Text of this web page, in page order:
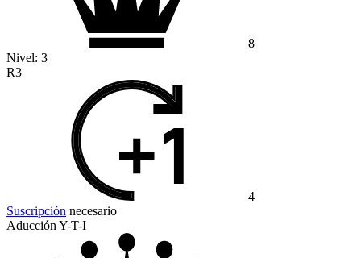
8
Nivel: 3
R3
4
Suscripción necesario
Aducción Y-T-I